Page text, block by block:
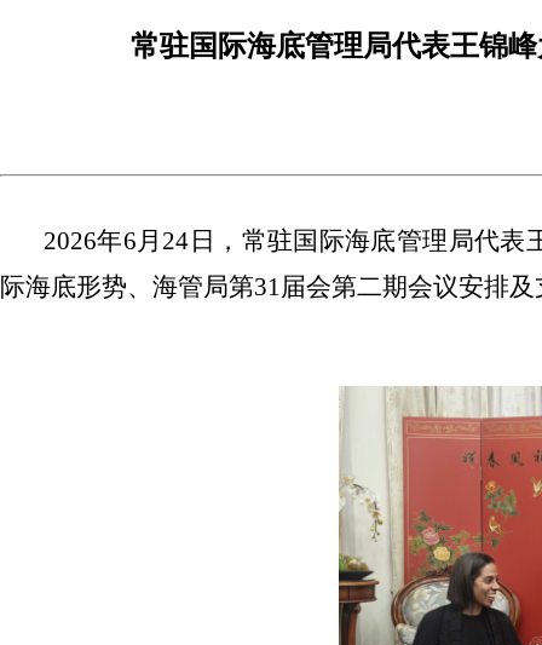
常驻国际海底管理局代表王锦
2026年6月24日，常驻国际海底管理局代
际海底形势、海管局第31届会第二期会议安排